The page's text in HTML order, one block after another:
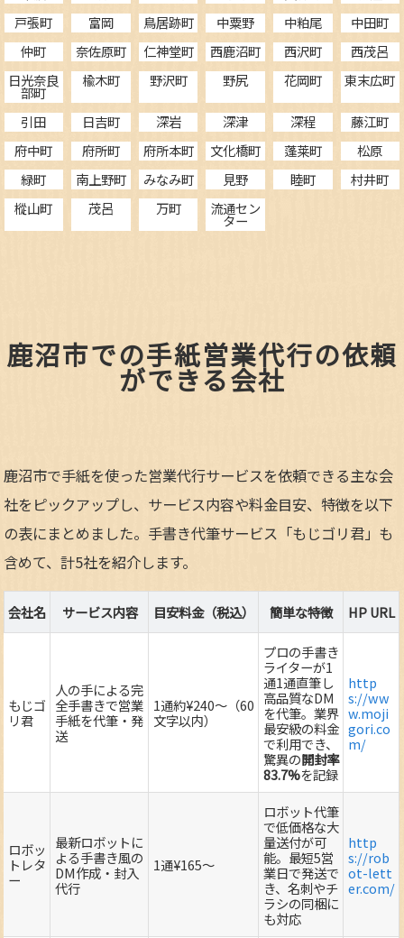
戸張町
富岡 鳥居跡町 中粟野 中粕尾
中田町
仲町
奈佐原町 仁神堂町 西鹿沼町 西沢町
西茂呂
日光奈良
部町
楡木町 野沢町 野尻 花岡町 東末広町
引田 日吉町 深岩 深津 深程
藤江町
府中町
府所町 府所本町 文化橋町 蓬莱町
松原
緑町
南上野町 みなみ町 見野 睦町
村井町
樅山町
茂呂 万町 流通セン
ター
鹿沼市での手紙営業代行の依頼
ができる会社
鹿沼市で手紙を使った営業代行サービスを依頼できる主な会
社をピックアップし、サービス内容や料金目安、特徴を以下
の表にまとめました。手書き代筆サービス「もじゴリ君」も
含めて、計5社を紹介します。
会社名 サービス内容 目安料金（税込） 簡単な特徴 HP URL
もじゴ
リ君
人の手による完
全手書きで営業
手紙を代筆・発
送
1通約¥240～（60
文字以内）
プロの手書き
ライターが1
通1通直筆し
高品質なDM
を代筆。業界
最安級の料金
で利用でき、
驚異の開封率
83.7%を記録
http
s://ww
w.moji
gori.co
m/
ロボッ
トレタ
ー
最新ロボットに
よる手書き風の
DM作成・封入
代行
1通¥165～
ロボット代筆
で低価格な大
量送付が可
能。最短5営
業日で発送で
き、名刺やチ
ラシの同梱に
も対応
http
s://rob
ot-lett
er.com/